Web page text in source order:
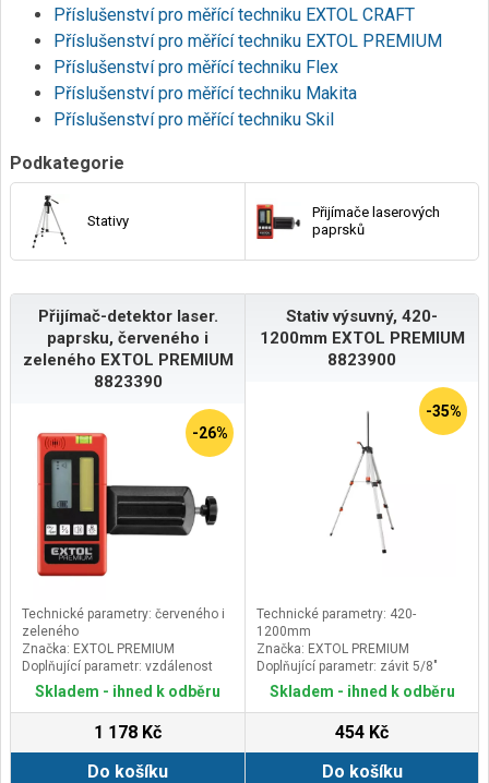
Příslušenství pro měřící techniku EXTOL CRAFT
Příslušenství pro měřící techniku EXTOL PREMIUM
Příslušenství pro měřící techniku Flex
Příslušenství pro měřící techniku Makita
Příslušenství pro měřící techniku Skil
Podkategorie
Stativy
Přijímače laserových
paprsků
Přijímač-detektor laser.
paprsku, červeného i
zeleného EXTOL PREMIUM
8823390
-26%
Technické parametry: červeného i
zeleného
Značka: EXTOL PREMIUM
Doplňující parametr: vzdálenost
detekce min. 50m (závisí na
světelných podmínkách), přesnost
s odchylkou do 2-3mm,
použitelnost v rozmezí teplot od
-10°C do +50°C, napájení 2x1,5V
Skladem - ihned k odběru
1 178 Kč
Do košíku
Stativ výsuvný, 420-
1200mm EXTOL PREMIUM
8823900
-35%
Technické parametry: 420-
1200mm
Značka: EXTOL PREMIUM
Doplňující parametr: závit 5/8"
(16mm), Alu konstrukce, součástí
balení je redukce závitu z 5/8" na
1/4" a nylonové pouzdro
Skladem - ihned k odběru
454 Kč
Do košíku